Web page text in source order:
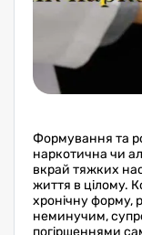
Формування та
наркотична чи
вкрай тяжких
життя в цілому.
хронічну форму,
неминучим,
погіршеннями